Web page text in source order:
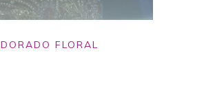
DORADO FLORAL